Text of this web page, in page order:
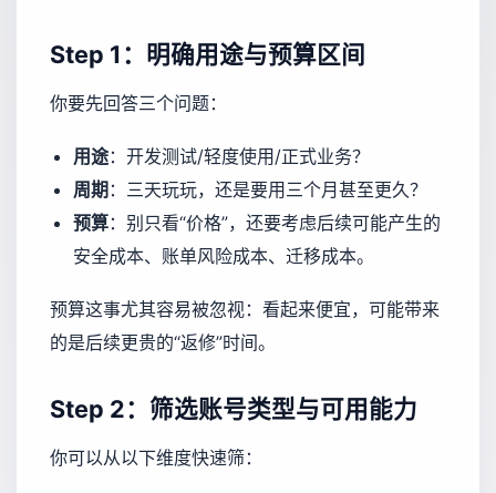
Step 1：明确用途与预算区间
你要先回答三个问题：
用途：开发测试/轻度使用/正式业务？
周期：三天玩玩，还是要用三个月甚至更久？
预算：别只看“价格”，还要考虑后续可能产生的
安全成本、账单风险成本、迁移成本。
预算这事尤其容易被忽视：看起来便宜，可能带来
的是后续更贵的“返修”时间。
Step 2：筛选账号类型与可用能力
你可以从以下维度快速筛：